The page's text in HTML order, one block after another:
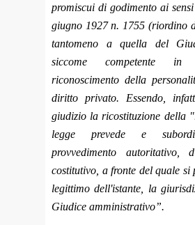
promiscui di godimento ai
giugno 1927 n. 1755 (riordino
tantomeno a quella del
siccome competente
riconoscimento della
diritto privato. Essendo,
giudizio la ricostituzione della
legge prevede e
provvedimento autoritativo,
costitutivo, a fronte del quale si
legittimo dell'istante, la
Giudice amministrativo”.